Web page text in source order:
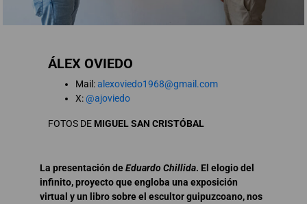
ÁLEX OVIEDO
Mail:alexoviedo1968@gmail.com
X:@ajoviedo
FOTOS DE MIGUEL SAN CRISTÓBAL
La presentación deEduardo Chillida. El elogio del
infinito, proyecto que engloba una exposición
virtual y un libro sobre el escultor guipuzcoano, nos